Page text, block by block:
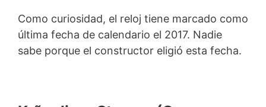
Como curiosidad, el reloj tiene marcado como
última fecha de calendario el 2017. Nadie
sabe porque el constructor eligió esta fecha.